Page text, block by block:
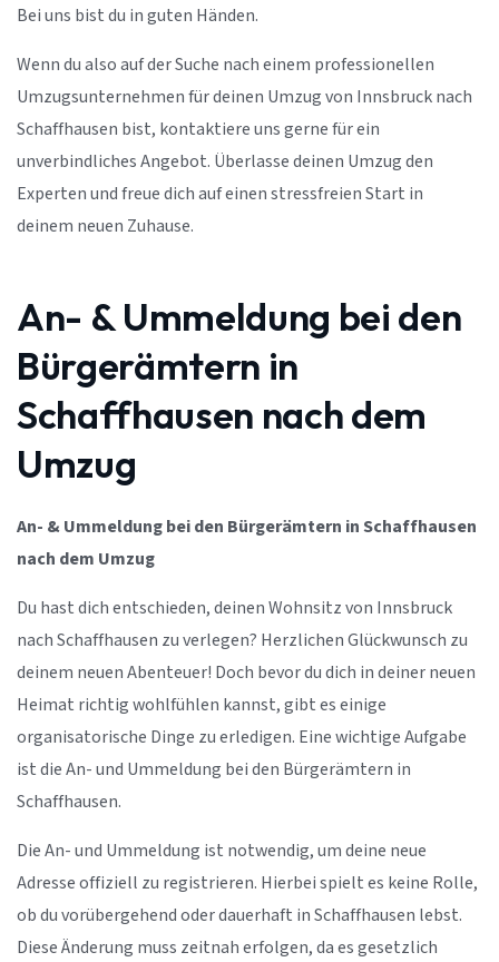
Bei uns bist du in guten Händen.
Wenn du also auf der Suche nach einem professionellen
Umzugsunternehmen für deinen Umzug von Innsbruck nach
Schaffhausen bist, kontaktiere uns gerne für ein
unverbindliches Angebot. Überlasse deinen Umzug den
Experten und freue dich auf einen stressfreien Start in
deinem neuen Zuhause.
An- & Ummeldung bei den
Bürgerämtern in
Schaffhausen nach dem
Umzug
An- & Ummeldung bei den Bürgerämtern in Schaffhausen
nach dem Umzug
Du hast dich entschieden, deinen Wohnsitz von Innsbruck
nach Schaffhausen zu verlegen? Herzlichen Glückwunsch zu
deinem neuen Abenteuer! Doch bevor du dich in deiner neuen
Heimat richtig wohlfühlen kannst, gibt es einige
organisatorische Dinge zu erledigen. Eine wichtige Aufgabe
ist die An- und Ummeldung bei den Bürgerämtern in
Schaffhausen.
Die An- und Ummeldung ist notwendig, um deine neue
Adresse offiziell zu registrieren. Hierbei spielt es keine Rolle,
ob du vorübergehend oder dauerhaft in Schaffhausen lebst.
Diese Änderung muss zeitnah erfolgen, da es gesetzlich